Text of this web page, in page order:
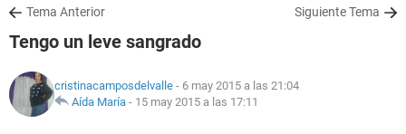
SALUD
FAMILIA
NUTRICIÓN
Tema Anterior Siguiente Tema
Tengo un leve sangrado
cristinacamposdelvalle - 6 may 2015 a las 21:04
Aída María - 15 may 2015 a las 17:11